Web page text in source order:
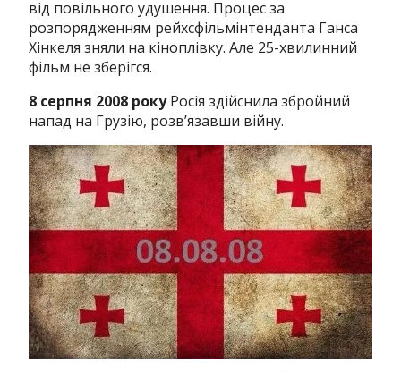
від повільного удушення. Процес за
розпорядженням рейхсфільмінтенданта Ганса
Хінкеля зняли на кіноплівку.Але 25-хвилинний
фільм не зберігся.
8 серпня 2008 рокуРосія здійснила збройний
напад на Грузію, розв’язавши війну.